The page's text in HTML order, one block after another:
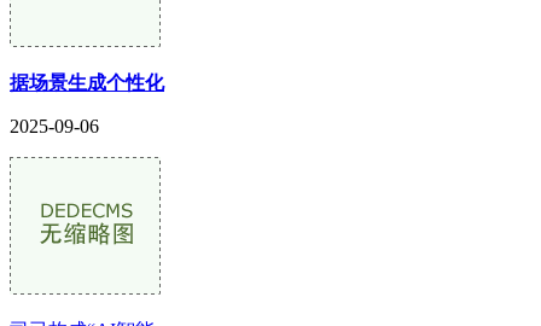
据场景生成个性化
2025-09-06